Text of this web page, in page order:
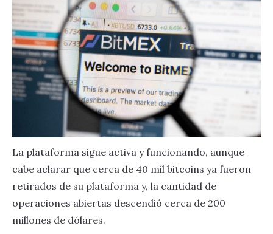
La plataforma sigue activa y funcionando, aunque
cabe aclarar que cerca de 40 mil bitcoins ya fueron
retirados de su plataforma y, la cantidad de
operaciones abiertas descendió cerca de 200
millones de dólares.